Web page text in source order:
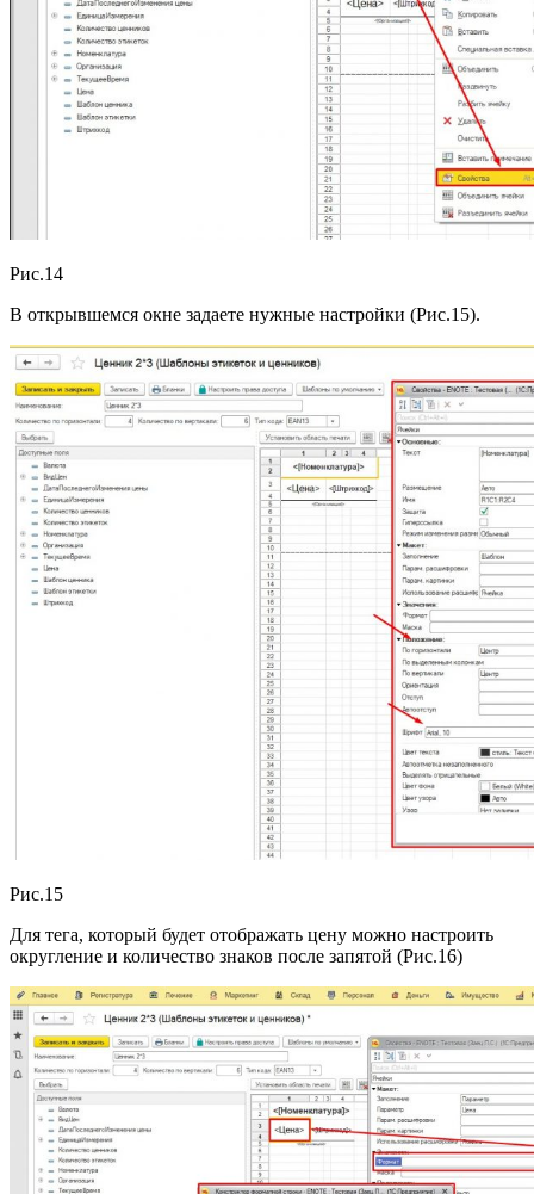
Рис.14
В открывшемся окне задаете нужные настройки (Рис.15).
Рис.15
Для тега, который будет отображать цену можно настроить
округление и количество знаков после запятой (Рис.16)